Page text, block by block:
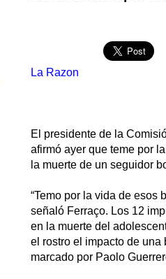
La Razon
El presidente de la
afirmó ayer que teme por
la muerte de un seguidor
“Temo por la vida de esos
señaló Ferraço. Los 12
en la muerte del
el rostro el impacto de
marcado por Paolo